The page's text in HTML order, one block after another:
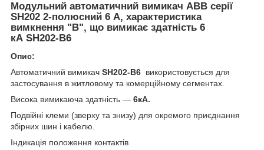
Модульний автоматичний вимикач ABB серії
SH202 2-полюсний 6 А, характеристика
вимкнення "B", що вимикає здатність 6
кА SH202-B6
Опис:
Автоматичний вимикач SH202-B6 використовується для
застосування в житловому та комерційному сегментах.
Висока вимикаюча здатність — 6кА.
Подвійні клеми (зверху та знизу) для окремого приєднання
збірних шин і кабелю.
Індикація положення контактів